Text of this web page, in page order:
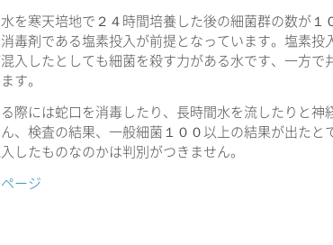
を寒天培地で２４時間培養した後の細菌群の数が
毒剤である塩素投入が前提となっています。塩素投
入したとしても細菌を殺す力がある水です、一方
す。
際には蛇口を消毒したり、長時間水を流したりと神
、検査の結果、一般細菌１００以上の結果が出たと
したものなのかは判別がつきません。
ージ